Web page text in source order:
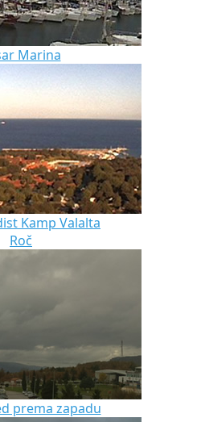
Marina
Kamp Valalta
Roč
prema zapadu